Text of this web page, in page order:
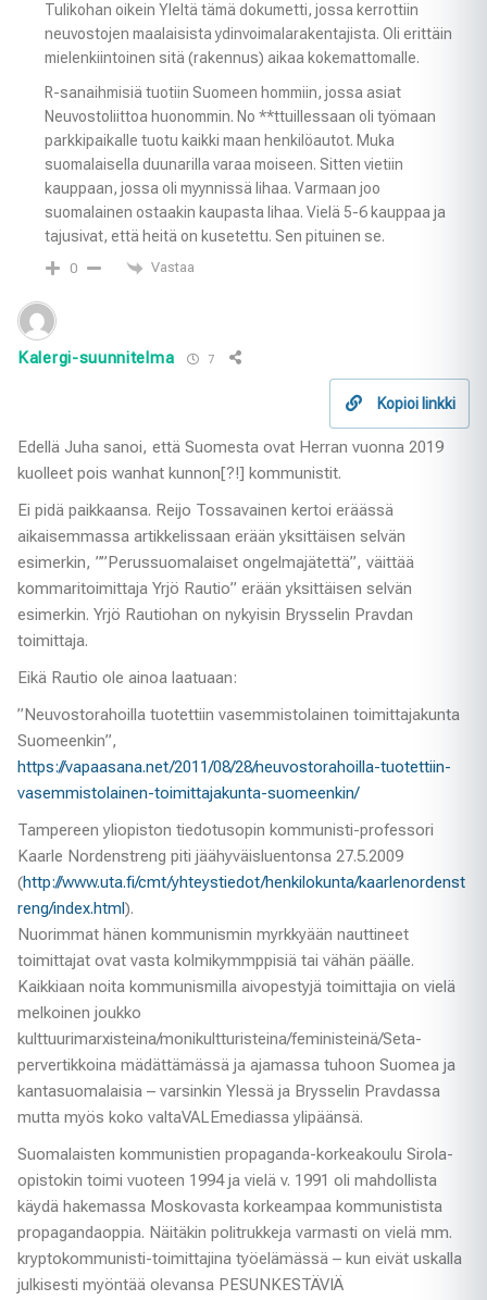
Tulikohan oikein Yleltä tämä dokumetti, jossa kerrottiin
neuvostojen maalaisista ydinvoimalarakentajista. Oli erittäin
mielenkiintoinen sitä (rakennus) aikaa kokemattomalle.
R-sanaihmisiä tuotiin Suomeen hommiin, jossa asiat
Neuvostoliittoa huonommin. No **ttuillessaan oli työmaan
parkkipaikalle tuotu kaikki maan henkilöautot. Muka
suomalaisella duunarilla varaa moiseen. Sitten vietiin
kauppaan, jossa oli myynnissä lihaa. Varmaan joo
suomalainen ostaakin kaupasta lihaa. Vielä 5-6 kauppaa ja
tajusivat, että heitä on kusetettu. Sen pituinen se.
0 Vastaa
Kalergi-suunnitelma 7
Kopioi linkki
Edellä Juha sanoi, että Suomesta ovat Herran vuonna 2019
kuolleet pois wanhat kunnon[?!] kommunistit.
Ei pidä paikkaansa. Reijo Tossavainen kertoi eräässä
aikaisemmassa artikkelissaan erään yksittäisen selvän
esimerkin, ””Perussuomalaiset ongelmajätettä”, väittää
kommaritoimittaja Yrjö Rautio” erään yksittäisen selvän
esimerkin. Yrjö Rautiohan on nykyisin Brysselin Pravdan
toimittaja.
Eikä Rautio ole ainoa laatuaan:
”Neuvostorahoilla tuotettiin vasemmistolainen toimittajakunta
Suomeenkin”,
https://vapaasana.net/2011/08/28/neuvostorahoilla-tuotettiin-
vasemmistolainen-toimittajakunta-suomeenkin/
Tampereen yliopiston tiedotusopin kommunisti-professori
Kaarle Nordenstreng piti jäähyväisluentonsa 27.5.2009
(http://www.uta.fi/cmt/yhteystiedot/henkilokunta/kaarlenordenst
reng/index.html).
Nuorimmat hänen kommunismin myrkkyään nauttineet
toimittajat ovat vasta kolmikymmppisiä tai vähän päälle.
Kaikkiaan noita kommunismilla aivopestyjä toimittajia on vielä
melkoinen joukko
kulttuurimarxisteina/monikultturisteina/feministeinä/Seta-
pervertikkoina mädättämässä ja ajamassa tuhoon Suomea ja
kantasuomalaisia – varsinkin Ylessä ja Brysselin Pravdassa
mutta myös koko valtaVALEmediassa ylipäänsä.
Suomalaisten kommunistien propaganda-korkeakoulu Sirola-
opistokin toimi vuoteen 1994 ja vielä v. 1991 oli mahdollista
käydä hakemassa Moskovasta korkeampaa kommunistista
propagandaoppia. Näitäkin politrukkeja varmasti on vielä mm.
kryptokommunisti-toimittajina työelämässä – kun eivät uskalla
julkisesti myöntää olevansa PESUNKESTÄVIÄ